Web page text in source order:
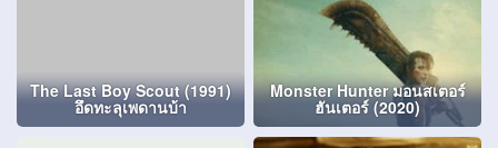
The Last Boy Scout (1991)
อึดทะลุเพดานบ้า
Monster Hunter มอนสเตอร์
ฮันเตอร์ (2020)